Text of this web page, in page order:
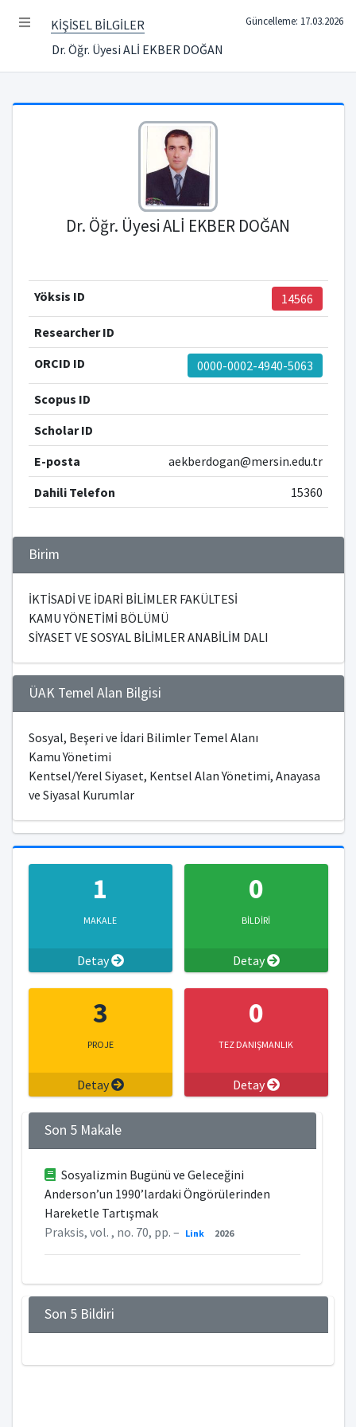
KİŞİSEL BİLGİLER
Dr. Öğr. Üyesi ALİ EKBER DOĞAN
Güncelleme: 17.03.2026
Dr. Öğr. Üyesi ALİ EKBER DOĞAN
Yöksis ID 14566
Researcher ID
ORCID ID
0000-0002-4940-5063
Scopus ID
Scholar ID
E-posta
aekberdogan@mersin.edu.tr
Dahili Telefon
15360
Birim
İKTİSADİ VE İDARİ BİLİMLER FAKÜLTESİ
KAMU YÖNETİMİ BÖLÜMÜ
SİYASET VE SOSYAL BİLİMLER ANABİLİM DALI
ÜAK Temel Alan Bilgisi
Sosyal, Beşeri ve İdari Bilimler Temel Alanı
Kamu Yönetimi
Kentsel/Yerel Siyaset, Kentsel Alan Yönetimi, Anayasa
ve Siyasal Kurumlar
1
MAKALE
Detay
0
BİLDİRİ
Detay
3
PROJE
Detay
0
TEZ DANIŞMANLIK
Detay
Son 5 Makale
Sosyalizmin Bugünü ve Geleceğini
Anderson’un 1990’lardaki Öngörülerinden
Hareketle Tartışmak
Praksis, vol. , no. 70, pp. – Link 2026
Son 5 Bildiri